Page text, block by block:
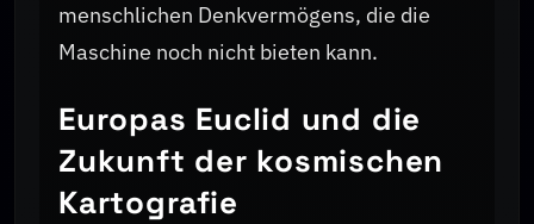
menschlichen Denkvermögens, die die
Maschine noch nicht bieten kann.
Europas Euclid und die
Zukunft der kosmischen
Kartografie